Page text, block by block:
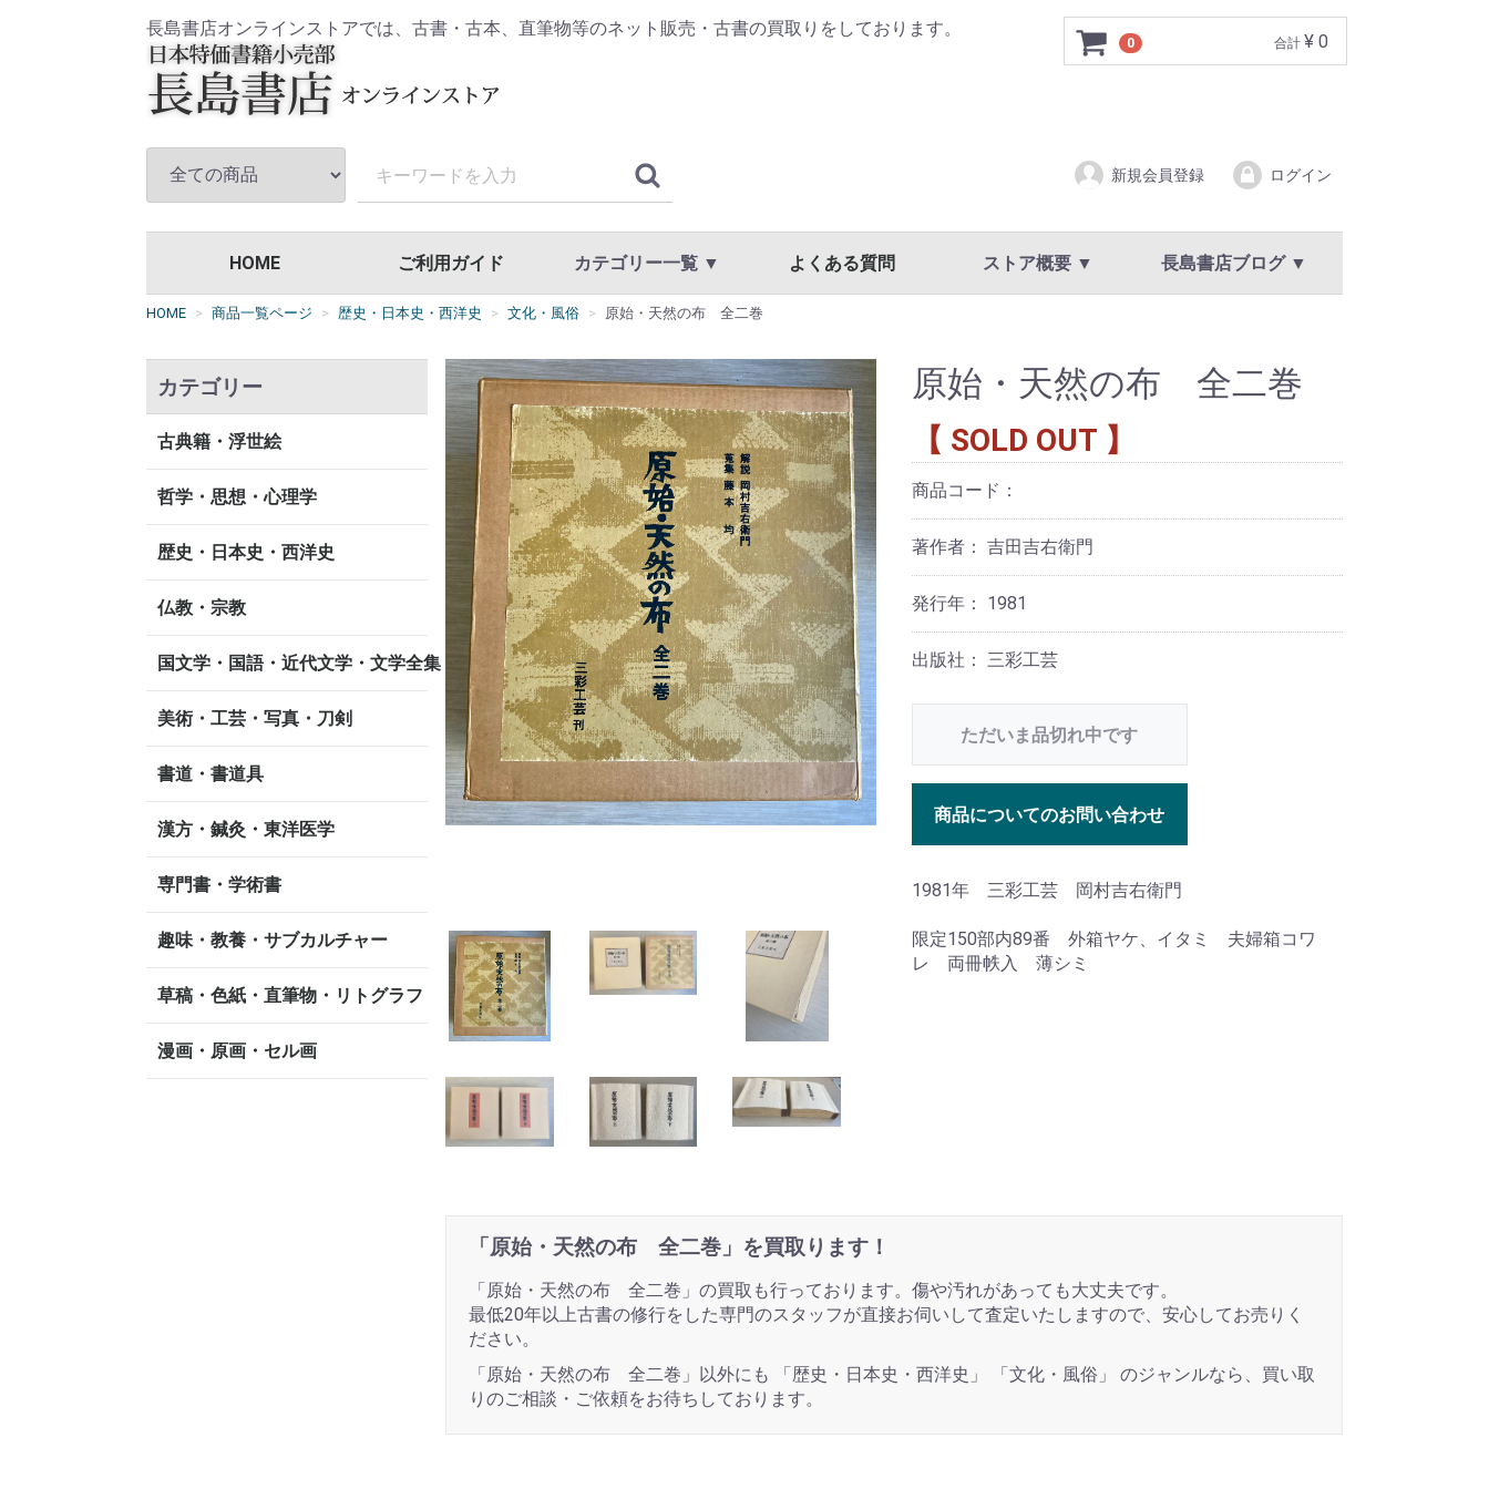
長島書店オンラインストアでは、古書・古本、直筆物等のネット販売・古書の買取りをしております。
0 合計 ¥ 0
新規会員登録 ログイン
HOME ご利用ガイド カテゴリー一覧 ▼
古典籍・浮世絵
哲学・思想・心理学
歴史・日本史・西洋史
仏教・宗教 国文学・国語・近代文学・文学全集
美術・工芸・写真・刀剣
書道・書道具
漢方・鍼灸・東洋医学
専門書・学術書 趣味・教養・サブカルチャー
草稿・色紙・直筆物・リトグラフ
漫画・原画・セル画
商品一覧
よくある質問 ストア概要 ▼ 長島書店ブログ ▼
HOME 商品一覧ページ 歴史・日本史・西洋史 文化・風俗 原始・天然の布 全二巻
カテゴリー
古典籍・浮世絵
哲学・思想・心理学
歴史・日本史・西洋史
仏教・宗教
国文学・国語・近代文学・文学全集
美術・工芸・写真・刀剣
書道・書道具
漢方・鍼灸・東洋医学
専門書・学術書
趣味・教養・サブカルチャー
草稿・色紙・直筆物・リトグラフ
漫画・原画・セル画
原始・天然の布 全二巻
【 SOLD OUT 】
商品コード：
著作者： 吉田吉右衛門
発行年： 1981
出版社： 三彩工芸
ただいま品切れ中です
商品についてのお問い合わせ
1981年 三彩工芸 岡村吉右衛門
限定150部内89番 外箱ヤケ、イタミ 夫婦箱コワ
レ 両冊帙入 薄シミ
「原始・天然の布 全二巻」を買取ります！
「原始・天然の布 全二巻」の買取も行っております。傷や汚れがあっても大丈夫です。
最低20年以上古書の修行をした専門のスタッフが直接お伺いして査定いたしますので、安心してお売りく
ださい。
「原始・天然の布 全二巻」以外にも 「歴史・日本史・西洋史」 「文化・風俗」 のジャンルなら、買い取
りのご相談・ご依頼をお待ちしております。